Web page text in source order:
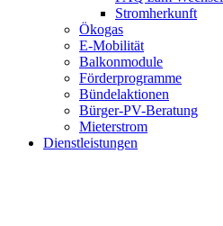
Stromherkunft
Ökogas
E-Mobilität
Balkonmodule
Förderprogramme
Bündelaktionen
Bürger-PV-Beratung
Mieterstrom
Dienstleistungen